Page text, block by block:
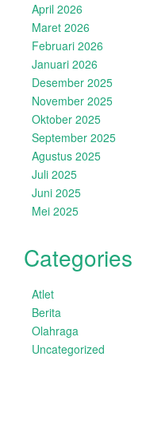
April 2026
Maret 2026
Februari 2026
Januari 2026
Desember 2025
November 2025
Oktober 2025
September 2025
Agustus 2025
Juli 2025
Juni 2025
Mei 2025
Categories
Atlet
Berita
Olahraga
Uncategorized